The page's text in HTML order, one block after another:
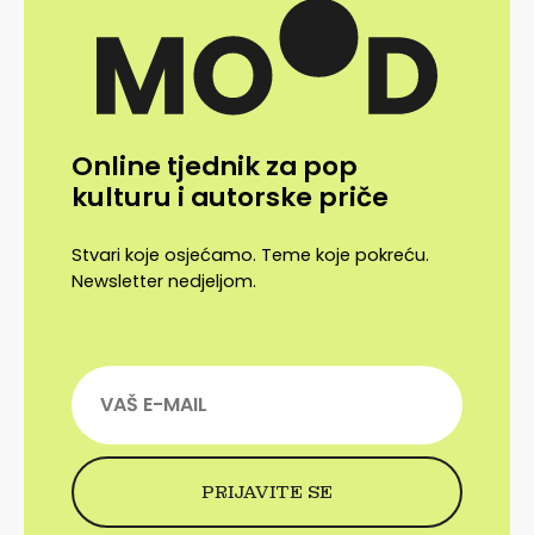
Online tjednik za pop
kulturu i autorske priče
Stvari koje osjećamo. Teme koje pokreću.
Newsletter nedjeljom.